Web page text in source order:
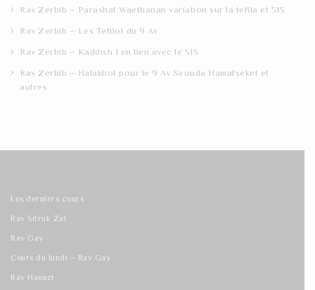
Rav Zerbib – Parashat Waethanan variation sur la tefila et 515
Rav Zerbib – Les Tefilot du 9 Av
Rav Zerbib – Kaddish 1 en lien avec le 515
Rav Zerbib – Halakhot pour le 9 Av Seouda Hamafseket et
autres
Les derniers cours
Rav Sitruk Zal
Rav Gay
Cours du lundi – Rav Gay
Rav Haouzi